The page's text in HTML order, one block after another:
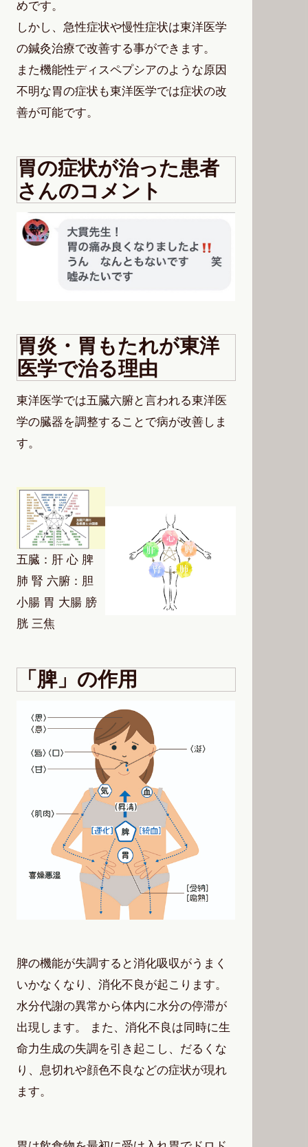
めです。
しかし、急性症状や慢性症状は東洋医学
の鍼灸治療で改善する事ができます。
また機能性ディスペプシアのような原因
不明な胃の症状も東洋医学では症状の改
善が可能です。
胃の症状が治った患者
さんのコメント
胃炎・胃もたれが東洋
医学で治る理由
東洋医学では五臓六腑と言われる東洋医
学の臓器を調整することで病が改善しま
す。
五臓：肝 心 脾
肺 腎 六腑：胆
小腸 胃 大腸 膀
胱 三焦
「脾」の作用
脾の機能が失調すると消化吸収がうまく
いかなくなり、消化不良が起こります。
水分代謝の異常から体内に水分の停滞が
出現します。 また、消化不良は同時に生
命力生成の失調を引き起こし、だるくな
り、息切れや顔色不良などの症状が現れ
ます。